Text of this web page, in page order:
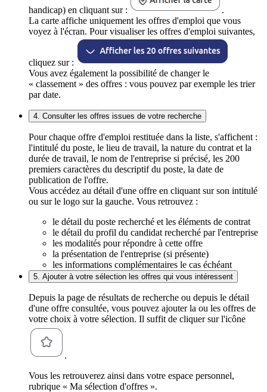
handicap) en cliquant sur :
.
La carte affiche uniquement les offres d'emploi que vous
voyez à l'écran. Pour visualiser les offres d'emploi suivantes,
cliquez sur :
Vous avez également la possibilité de changer le
« classement » des offres : vous pouvez par exemple les trier
par date.
4. Consulter les offres issues de votre recherche
Pour chaque offre d'emploi restituée dans la liste, s'affichent :
l'intitulé du poste, le lieu de travail, la nature du contrat et la
durée de travail, le nom de l'entreprise si précisé, les 200
premiers caractères du descriptif du poste, la date de
publication de l'offre.
Vous accédez au détail d'une offre en cliquant sur son intitulé
ou sur le logo sur la gauche. Vous retrouvez :
le détail du poste recherché et les éléments de contrat
le détail du profil du candidat recherché par l'entreprise
les modalités pour répondre à cette offre
la présentation de l'entreprise (si présente)
les informations complémentaires le cas échéant
5. Ajouter à votre sélection les offres qui vous intéressent
Depuis la page de résultats de recherche ou depuis le détail
d'une offre consultée, vous pouvez ajouter la ou les offres de
votre choix à votre sélection. Il suffit de cliquer sur l'icône
.
Vous les retrouverez ainsi dans votre espace personnel,
rubrique « Ma sélection d'offres ».